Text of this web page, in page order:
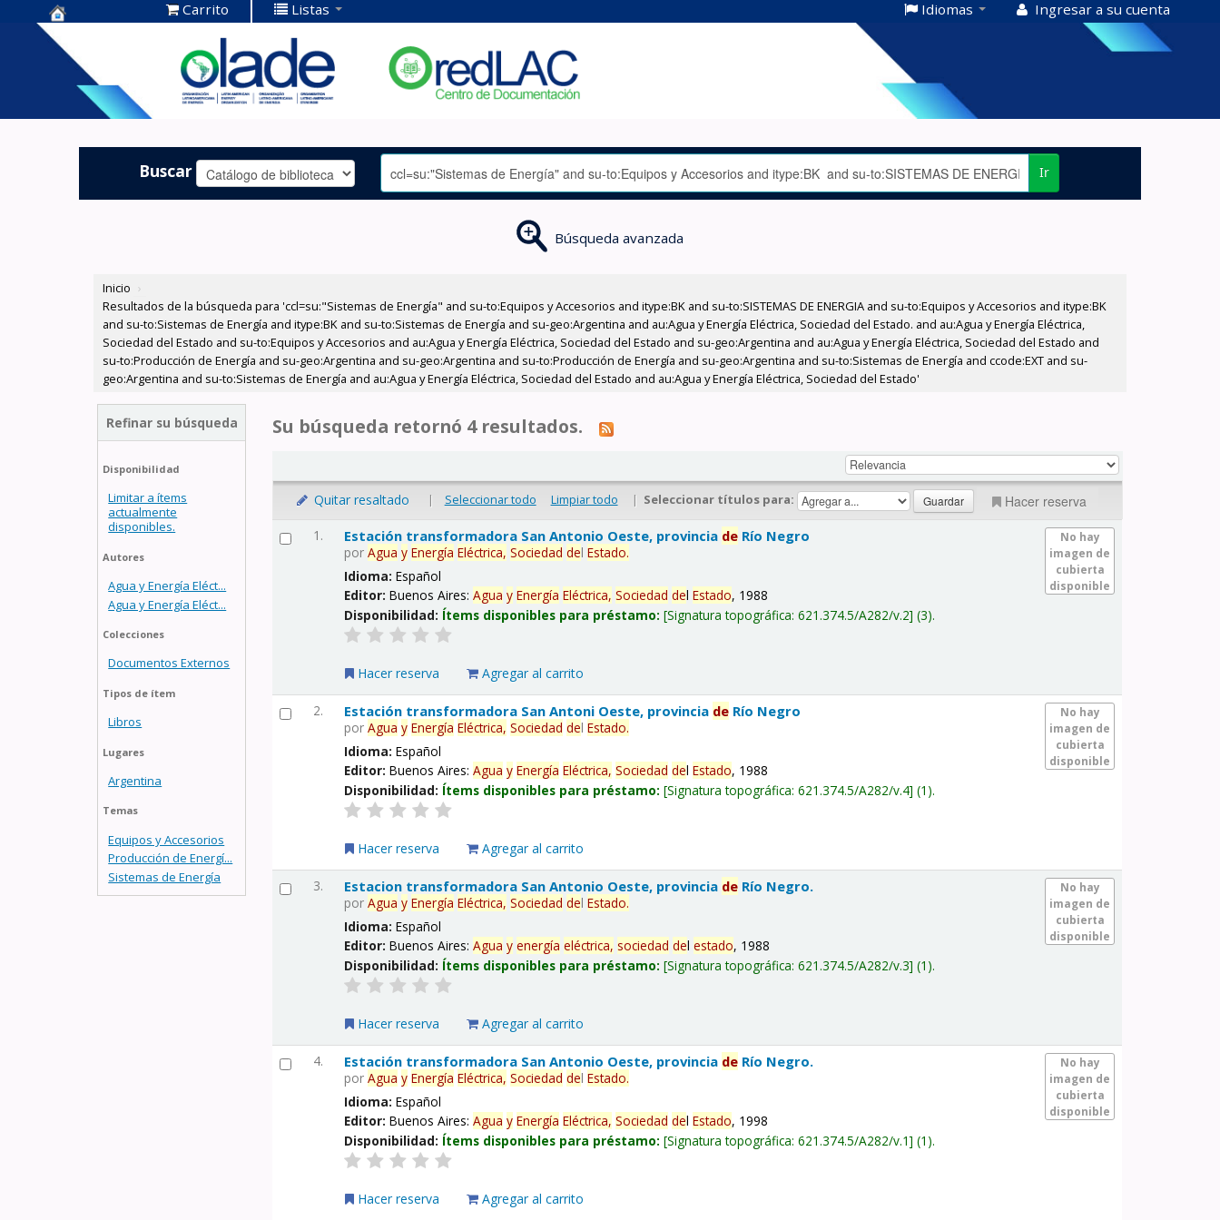
Centro de
Documentación
OLADE -
Carrito Listas Idiomas Ingresar a su cuenta
Buscar Ir
Búsqueda avanzada
Inicio ›
Resultados de la búsqueda para 'ccl=su:"Sistemas de Energía" and su-to:Equipos y Accesorios and itype:BK and su-to:SISTEMAS DE ENERGIA and su-to:Equipos y Accesorios and itype:BK
and su-to:Sistemas de Energía and itype:BK and su-to:Sistemas de Energía and su-geo:Argentina and au:Agua y Energía Eléctrica, Sociedad del Estado. and au:Agua y Energía Eléctrica,
Sociedad del Estado and su-to:Equipos y Accesorios and au:Agua y Energía Eléctrica, Sociedad del Estado and su-geo:Argentina and au:Agua y Energía Eléctrica, Sociedad del Estado and
su-to:Producción de Energía and su-geo:Argentina and su-geo:Argentina and su-to:Producción de Energía and su-geo:Argentina and su-to:Sistemas de Energía and ccode:EXT and su-
geo:Argentina and su-to:Sistemas de Energía and au:Agua y Energía Eléctrica, Sociedad del Estado and au:Agua y Energía Eléctrica, Sociedad del Estado'
Refinar su búsqueda
Disponibilidad
Limitar a ítems
actualmente
disponibles.
Autores
Agua y Energía Eléct...
Agua y Energía Eléct...
Colecciones
Documentos Externos
Tipos de ítem
Libros
Lugares
Argentina
Temas
Equipos y Accesorios
Producción de Energí...
Sistemas de Energía
Su búsqueda retornó 4 resultados.
Quitar resaltado | Seleccionar todo Limpiar todo | Seleccionar títulos para: Hacer reserva
1.
No hay
imagen de
cubierta
disponible
Estación transformadora San Antonio Oeste, provincia de Río Negro
porAgua y Energía Eléctrica, Sociedad delEstado.
Idioma:Español
Editor:Buenos Aires:Agua y Energía Eléctrica, Sociedad delEstado, 1988
Disponibilidad: Ítems disponibles para préstamo: Signatura topográfica:621.374.5/A282/v.2 (3).
Hacer reserva Agregar al carrito
2.
No hay
imagen de
cubierta
disponible
Estación transformadora San Antoni Oeste, provincia de Río Negro
porAgua y Energía Eléctrica, Sociedad delEstado.
Idioma:Español
Editor:Buenos Aires:Agua y Energía Eléctrica, Sociedad delEstado, 1988
Disponibilidad: Ítems disponibles para préstamo: Signatura topográfica:621.374.5/A282/v.4 (1).
Hacer reserva Agregar al carrito
3.
No hay
imagen de
cubierta
disponible
Estacion transformadora San Antonio Oeste, provincia de Río Negro.
porAgua y Energía Eléctrica, Sociedad delEstado.
Idioma:Español
Editor:Buenos Aires:Agua y energía eléctrica, sociedad delestado, 1988
Disponibilidad: Ítems disponibles para préstamo: Signatura topográfica:621.374.5/A282/v.3 (1).
Hacer reserva Agregar al carrito
4.
No hay
imagen de
cubierta
disponible
Estación transformadora San Antonio Oeste, provincia de Río Negro.
porAgua y Energía Eléctrica, Sociedad delEstado.
Idioma:Español
Editor:Buenos Aires:Agua y Energía Eléctrica, Sociedad delEstado, 1998
Disponibilidad: Ítems disponibles para préstamo: Signatura topográfica:621.374.5/A282/v.1 (1).
Hacer reserva Agregar al carrito